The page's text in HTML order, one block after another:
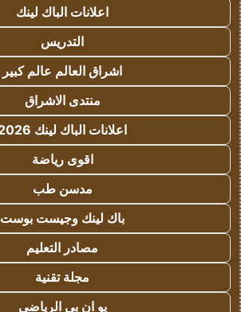
اعلانات الباك لينك
التدريس
اشراق العالم عالم كبير
منتدى الاشراق
اعلانات الباك لينك 2026
اقوى رياضة
مدسن طب
باك لينك وجيست بوست
مصادر التعليم
مجلة تقنية
يو ان بي الرياضي